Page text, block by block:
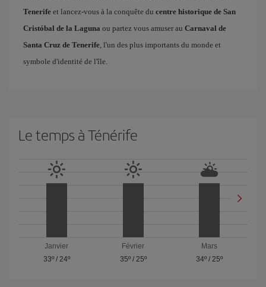
Tenerife et lancez-vous à la conquête du centre historique de San
Cristóbal de la Laguna ou partez vous amuser au Carnaval de
Santa Cruz de Tenerife, l'un des plus importants du monde et
symbole d'identité de l'île.
Le temps à Ténérife
Janvier
33º/ 24º
Février
35º/ 25º
Mars
34º /25º